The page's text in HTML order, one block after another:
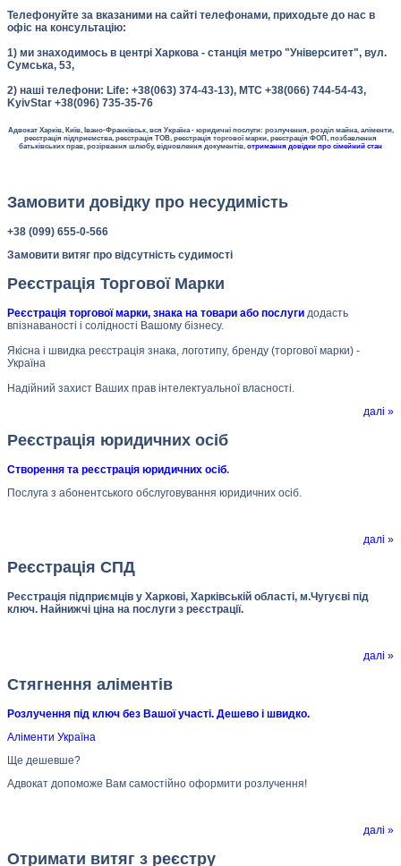
Телефонуйте за вказаними на сайті телефонами, приходьте до нас в
офіс на консультацію:
1) ми знаходимось в центрі Харкова - станція метро "Університет", вул.
Сумська, 53,
2) наші телефони: Life: +38(063) 374-43-13), МТС +38(066) 744-54-43,
KyivStar +38(096) 735-35-76
Адвокат Харків, Київ, Івано-Франківськ, вся Україна - юридичні послуги: розлучення, розділ майна, аліменти,
реєстрація підприємства, реєстрація ТОВ, реєстрація торгової марки, реєстрація ФОП, позбавлення
батьківських прав, розірвання шлюбу, відновлення документів, отримання довідки про сімейний стан
Замовити довідку про несудимість
+38 (099) 655-0-566
Замовити витяг про відсутність судимості
Реєстрація Торгової Марки
Реєстрація торгової марки, знака на товари або послуги додасть
впізнаваності і солідності Вашому бізнесу.
Якісна і швидка реєстрація знака, логотипу, бренду (торгової марки) -
Україна
Надійний захист Ваших прав інтелектуальної власності.
далі »
Реєстрація юридичних осіб
Створення та реєстрація юридичних осіб.
Послуга з абонентського обслуговування юридичних осіб.
далі »
Реєстрація СПД
Реєстрація підприємців у Харкові, Харківській області, м.Чугуєві під
ключ. Найнижчі ціна на послуги з реєстрації.
далі »
Стягнення аліментів
Розлучення під ключ без Вашої участі. Дешево і швидко.
Аліменти Україна
Ще дешевше?
Адвокат допоможе Вам самостійно оформити розлучення!
далі »
Отримати витяг з реєстру